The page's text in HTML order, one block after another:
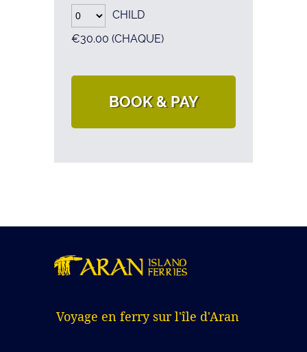
CHILD
€30.00 (CHAQUE)
BOOK & PAY
Voyage en ferry sur l'île d'Aran